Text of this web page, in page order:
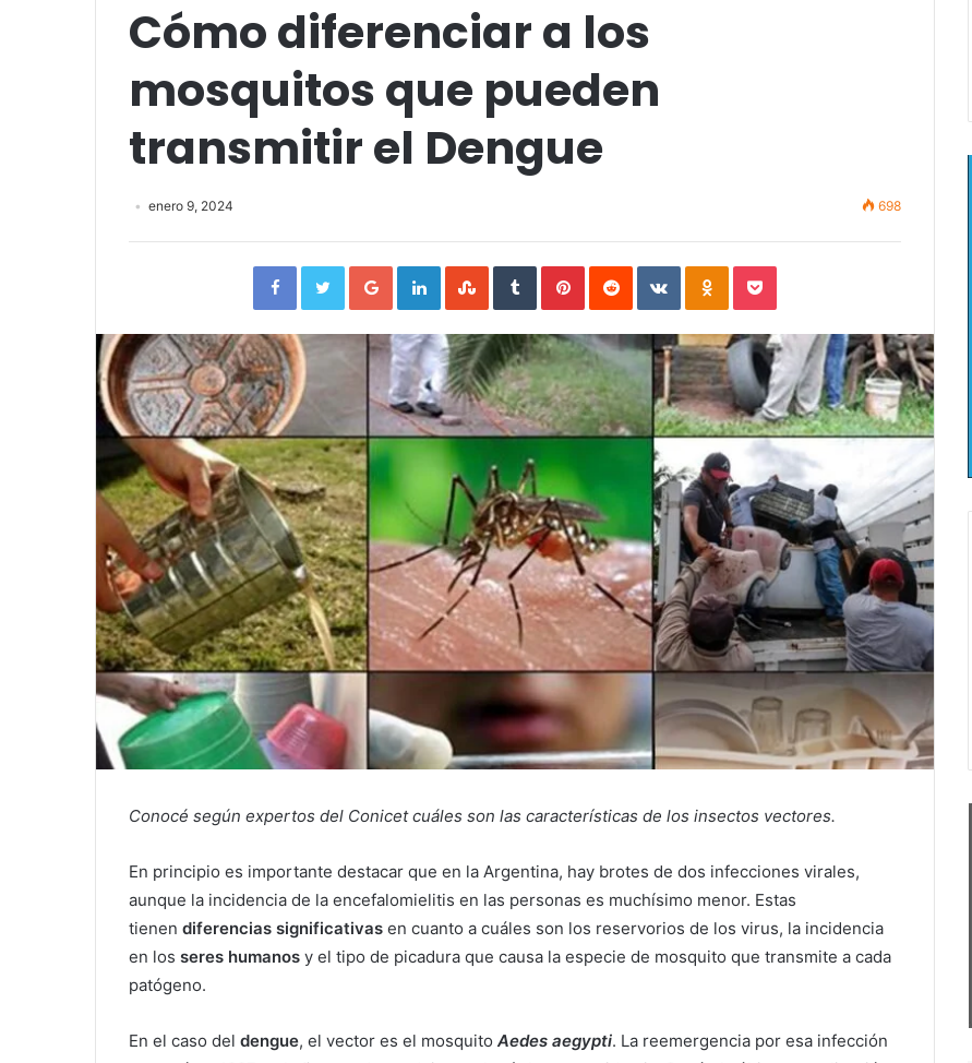
Cómo diferenciar a los
mosquitos que pueden
transmitir el Dengue
enero 9, 2024 698
FacebookTwitterGoogle+LinkedInStumbleUpon
TumblrPinterestReddit VKontakteOdnoklassniki
Pocket
Conocé según expertos del Conicet cuáles son las características de los insectos vectores.
En principio es importante destacar que en la Argentina, hay brotes de dos infecciones virales,
aunque la incidencia de la encefalomielitis en las personas es muchísimo menor. Estas
tienen diferencias significativas en cuanto a cuáles son los reservorios de los virus, la incidencia
en los seres humanos y el tipo de picadura que causa la especie de mosquito que transmite a cada
patógeno.
En el caso del dengue, el vector es el mosquito Aedes aegypti. La reemergencia por esa infección